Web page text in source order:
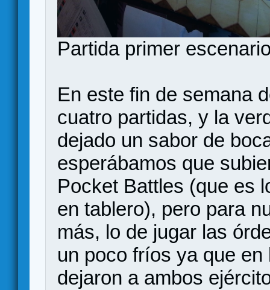
Partida primer
En este fin de semana
cuatro partidas, y la
dejado un sabor de
esperábamos que
Pocket Battles (que es
en tablero), pero para
más, lo de jugar las
un poco fríos ya que
dejaron a ambos